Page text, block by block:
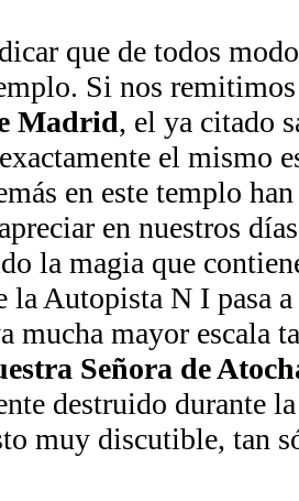
que de todos
Si nos
Madrid, el ya citado
el mismo
en este templo
en nuestros
la magia que
la Autopista N I pasa
mucha mayor escala
Señora de
destruido durante
muy discutible, tan